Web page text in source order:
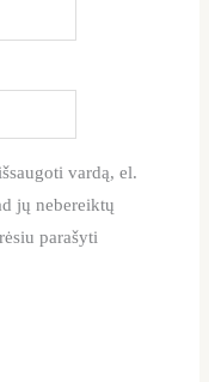
vardą, el.
jų nebereiktų
parašyti